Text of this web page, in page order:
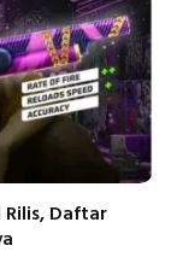
Rilis, Daftar